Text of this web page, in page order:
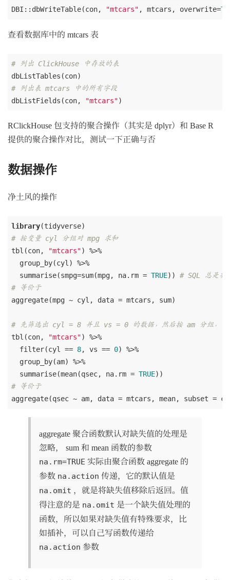
DBI::dbWriteTable(con, "mtcars" , mtcars, overwrite=
查看数据库中的 mtcars 表
# 列出 ClickHouse 中存放的表
# 列出表 mtcars 中的所有字段
dbListFields(con,
"mtcars"
RClickHouse 包支持的聚合操作（其实是 dplyr）和 Base R
提供的聚合操作对比，测试一下正确与否
数据操作
净土风的操作
library
# 按变量 cyl 分组对 mpg 求和
tbl(con,
"mtcars") %>%
  group_by(cyl) %>%
  summarise(smpg=sum(mpg, na.rm =
TRUE)) # SQL 总是要
# 等价于
aggregate(mpg ~ cyl, data = mtcars, sum)
# 先筛选出 cyl = 8 并且 vs = 0 的数据，然后按 am 分组，最
tbl(con,
"mtcars") %>%
  filter(cyl ==
8, vs == 0) %>%
  group_by(am) %>%
  summarise(mean(qsec, na.rm =
TRUE
# 等价于
aggregate(qsec ~ am, data = mtcars, mean, subset =
aggregate 聚合函数默认对缺失值的处理是
忽略， sum 和 mean 函数的参数
na.rm=TRUE 实际由聚合函数 aggregate 的
参数 na.action 传递，它的默认值是
na.omit ，就是将缺失值移除后返回。值
得注意的是 na.omit 是一个缺失值处理的
函数，所以如果对缺失值有特殊要求，比
如插补，可以自己写函数传递给
na.action 参数